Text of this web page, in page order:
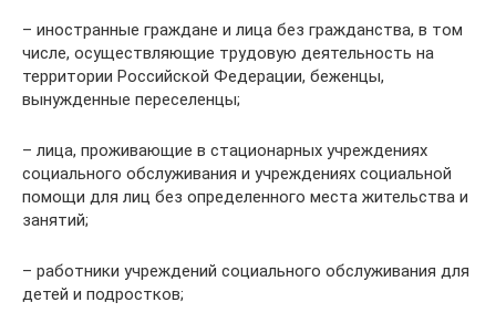
– иностранные граждане и лица без гражданства, в том
числе, осуществляющие трудовую деятельность на
территории Российской Федерации, беженцы,
вынужденные переселенцы;
– лица, проживающие в стационарных учреждениях
социального обслуживания и учреждениях социальной
помощи для лиц без определенного места жительства и
занятий;
– работники учреждений социального обслуживания для
детей и подростков;